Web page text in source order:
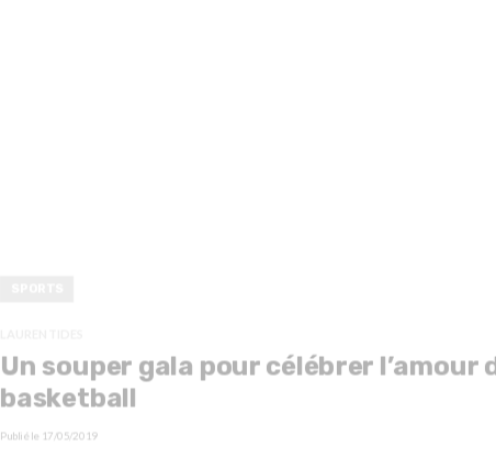
Un souper gala pour célébrer l’amour
basketball
Publié le 17/05/2019